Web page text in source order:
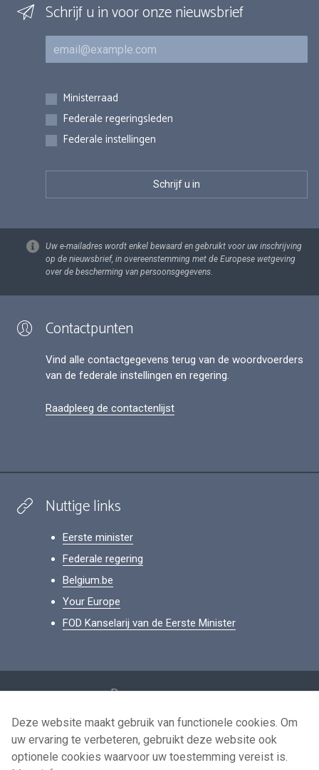
Schrijf u in voor onze nieuwsbrief
E-mail
Inschrijvingen
Ministerraad
Federale regeringsleden
Federale instellingen
Uw e-mailadres wordt enkel bewaard en gebruikt voor uw inschrijving
op de nieuwsbrief, in overeenstemming met de Europese wetgeving
over de bescherming van persoonsgegevens.
Contactpunten
Vind alle contactgegevens terug van de woordvoerders
van de federale instellingen en regering.
Raadpleeg de contactenlijst
Nuttige links
Eerste minister
Federale regering
Belgium.be
Your Europe
FOD Kanselarij van de Eerste Minister
Persoonsgegevens
Voorwaarden voor het hergebruik
Contacteer ons
Deze website maakt gebruik van functionele cookies. Om
uw ervaring te verbeteren, gebruikt deze website ook
optionele cookies waarvoor uw toestemming vereist is.